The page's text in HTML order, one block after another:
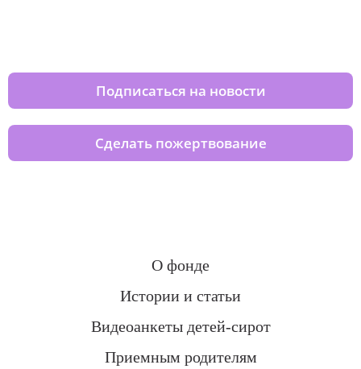
Подписаться на новости
Сделать пожертвование
О фонде
Истории и статьи
Видеоанкеты детей-сирот
Приемным родителям